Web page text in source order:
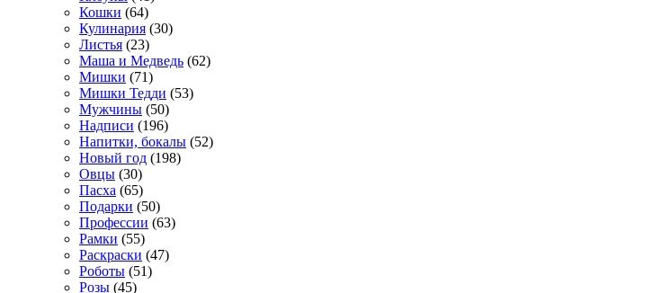
Кошки (64)
Кулинария (30)
Листья (23)
Маша и Медведь (62)
Мишки (71)
Мишки Тедди (53)
Мужчины (50)
Надписи (196)
Напитки, бокалы (52)
Новый год (198)
Овцы (30)
Пасха (65)
Подарки (50)
Профессии (63)
Рамки (55)
Раскраски (47)
Роботы (51)
Розы (45)